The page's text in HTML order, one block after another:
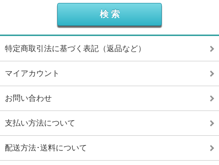
特定商取引法に基づく表記（返品など）
マイアカウント
お問い合わせ
支払い方法について
配送方法･送料について